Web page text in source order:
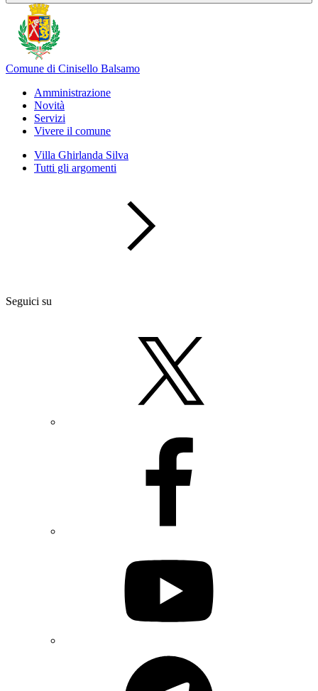
Comune di Cinisello Balsamo
Amministrazione
Novità
Servizi
Vivere il comune
Villa Ghirlanda Silva
Tutti gli argomenti
Seguici su